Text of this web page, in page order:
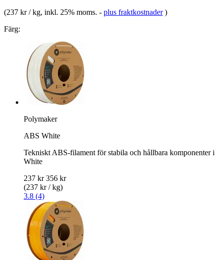
(237 kr / kg, inkl. 25% moms. - plus fraktkostnader )
Färg:
Polymaker
ABS White
Tekniskt ABS-filament för stabila och hållbara komponenter i
White
237 kr 356 kr
(237 kr / kg)
3.8 (4)